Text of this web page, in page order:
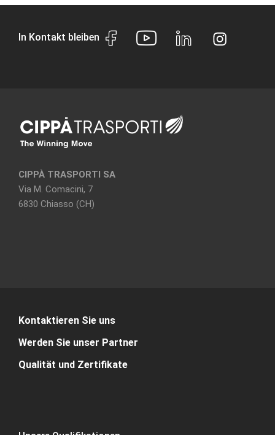
In Kontakt bleiben
CIPPÀ TRASPORTI SA
Via M. Comacini, 7
6830 Chiasso (CH)
Kontaktieren Sie uns
Werden Sie unser Partner
Qualität und Zertifikate